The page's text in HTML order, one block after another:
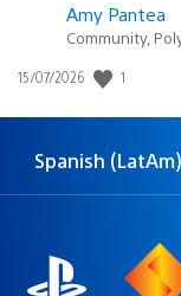
Amy Pantea
Community,
Fecha
publicación:
15/07/2026 1
Elige
Región
Spanish (LatAm)